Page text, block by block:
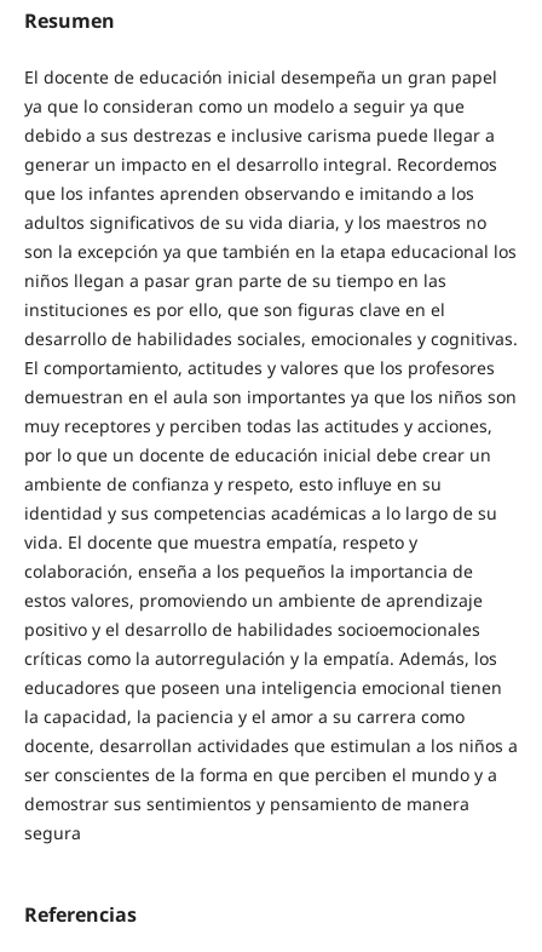
Resumen
El docente de educación inicial desempeña un gran papel
ya que lo consideran como un modelo a seguir ya que
debido a sus destrezas e inclusive carisma puede llegar a
generar un impacto en el desarrollo integral. Recordemos
que los infantes aprenden observando e imitando a los
adultos significativos de su vida diaria, y los maestros no
son la excepción ya que también en la etapa educacional los
niños llegan a pasar gran parte de su tiempo en las
instituciones es por ello, que son figuras clave en el
desarrollo de habilidades sociales, emocionales y cognitivas.
El comportamiento, actitudes y valores que los profesores
demuestran en el aula son importantes ya que los niños son
muy receptores y perciben todas las actitudes y acciones,
por lo que un docente de educación inicial debe crear un
ambiente de confianza y respeto, esto influye en su
identidad y sus competencias académicas a lo largo de su
vida. El docente que muestra empatía, respeto y
colaboración, enseña a los pequeños la importancia de
estos valores, promoviendo un ambiente de aprendizaje
positivo y el desarrollo de habilidades socioemocionales
críticas como la autorregulación y la empatía. Además, los
educadores que poseen una inteligencia emocional tienen
la capacidad, la paciencia y el amor a su carrera como
docente, desarrollan actividades que estimulan a los niños a
ser conscientes de la forma en que perciben el mundo y a
demostrar sus sentimientos y pensamiento de manera
segura
Referencias